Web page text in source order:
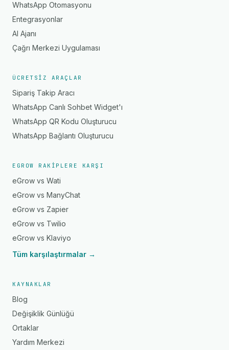
WhatsApp Otomasyonu
Entegrasyonlar
AI Ajanı
Çağrı Merkezi Uygulaması
ÜCRETSIZ ARAÇLAR
Sipariş Takip Aracı
WhatsApp Canlı Sohbet Widget'ı
WhatsApp QR Kodu Oluşturucu
WhatsApp Bağlantı Oluşturucu
EGROW RAKIPLERE KARŞI
eGrow vs Wati
eGrow vs ManyChat
eGrow vs Zapier
eGrow vs Twilio
eGrow vs Klaviyo
Tüm karşılaştırmalar →
KAYNAKLAR
Blog
Değişiklik Günlüğü
Ortaklar
Yardım Merkezi